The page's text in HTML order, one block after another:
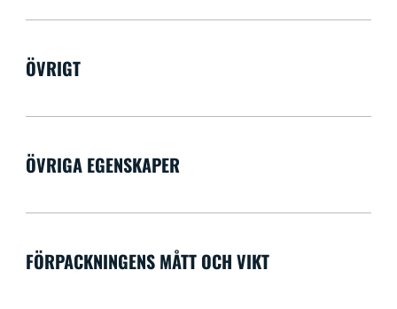
ÖVRIGT
ÖVRIGA EGENSKAPER
FÖRPACKNINGENS MÅTT OCH VIKT